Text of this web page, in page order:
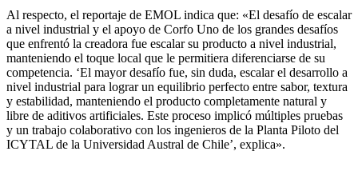
Al respecto, el reportaje de EMOL indica que: «El desafío de escalar
a nivel industrial y el apoyo de Corfo Uno de los grandes desafíos
que enfrentó la creadora fue escalar su producto a nivel industrial,
manteniendo el toque local que le permitiera diferenciarse de su
competencia. ‘El mayor desafío fue, sin duda, escalar el desarrollo a
nivel industrial para lograr un equilibrio perfecto entre sabor, textura
y estabilidad, manteniendo el producto completamente natural y
libre de aditivos artificiales. Este proceso implicó múltiples pruebas
y un trabajo colaborativo con los ingenieros de la Planta Piloto del
ICYTAL de la Universidad Austral de Chile’, explica».